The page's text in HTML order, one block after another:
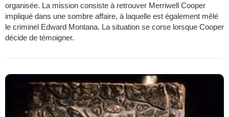
organisée. La mission consiste à retrouver Merriwell Cooper
impliqué dans une sombre affaire, à laquelle est également mêlé
le criminel Edward Montana. La situation se corse lorsque Cooper
décide de témoigner.